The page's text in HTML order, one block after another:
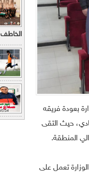
بعودة فريقه
حيث التقى
المنطقة.
تعمل على
الخاطف 2026